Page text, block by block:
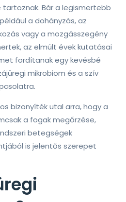
tartoznak. Bár a legismertebb
a dohányzás, az
vagy a mozgásszegény
az elmúlt évek kutatásai
fordítanak egy kevésbé
mikrobiom és a szív
bizonyíték utal arra, hogy a
a fogak megőrzése,
betegségek
is jelentős szerepet